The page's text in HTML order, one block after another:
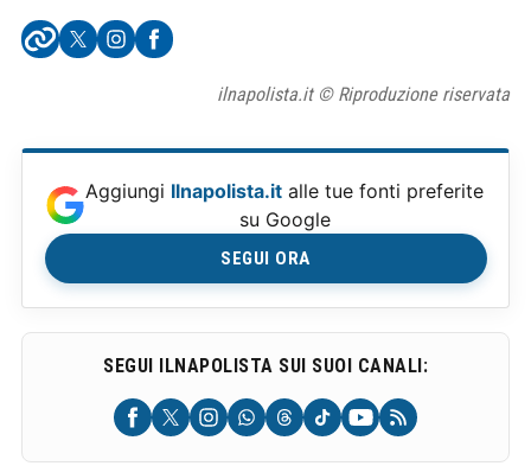
ilnapolista.it © Riproduzione riservata
Aggiungi Ilnapolista.it alle tue fonti preferite
su Google
SEGUI ORA
SEGUI ILNAPOLISTA SUI SUOI CANALI: